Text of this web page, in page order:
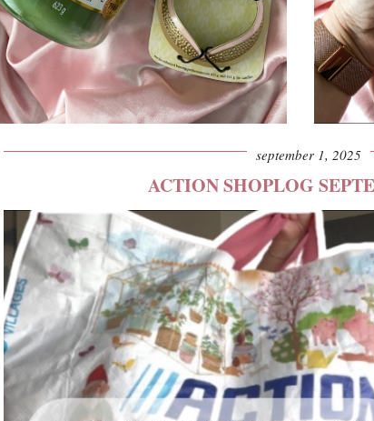
september 1, 2025
ACTION SHOPLOG